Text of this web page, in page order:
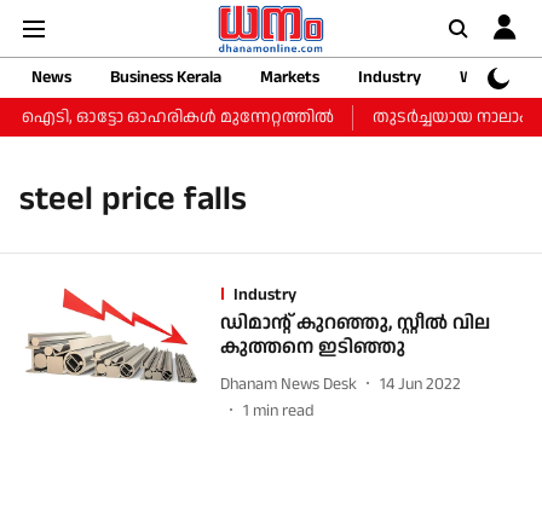
News Business Kerala Markets Industry
Web
ഐടി, ഓട്ടോ ഓഹരികള്‍ മുന്നേറ്റത്തില്‍
തുടർച്ചയായ നാലാം
steel price falls
Industry
ഡിമാന്റ് കുറഞ്ഞു, സ്റ്റീല്‍ വില
കുത്തനെ ഇടിഞ്ഞു
Dhanam News Desk
14 Jun 2022
1 min read